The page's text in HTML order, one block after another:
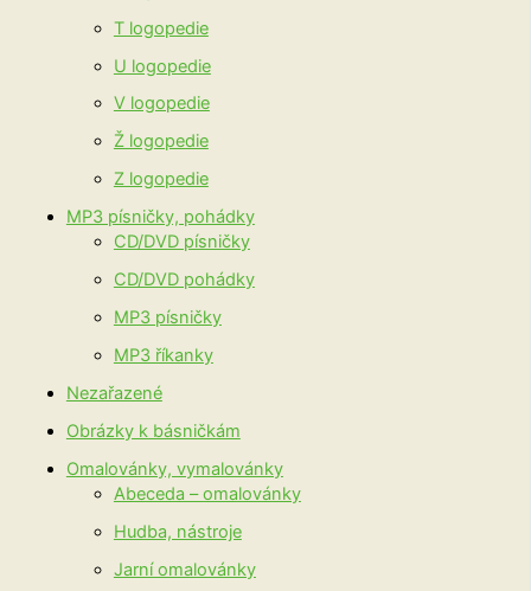
T logopedie
U logopedie
V logopedie
Ž logopedie
Z logopedie
MP3 písničky, pohádky
CD/DVD písničky
CD/DVD pohádky
MP3 písničky
MP3 říkanky
Nezařazené
Obrázky k básničkám
Omalovánky, vymalovánky
Abeceda – omalovánky
Hudba, nástroje
Jarní omalovánky